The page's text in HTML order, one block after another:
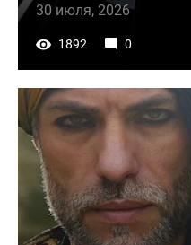
30 июля, 2026
1892 0